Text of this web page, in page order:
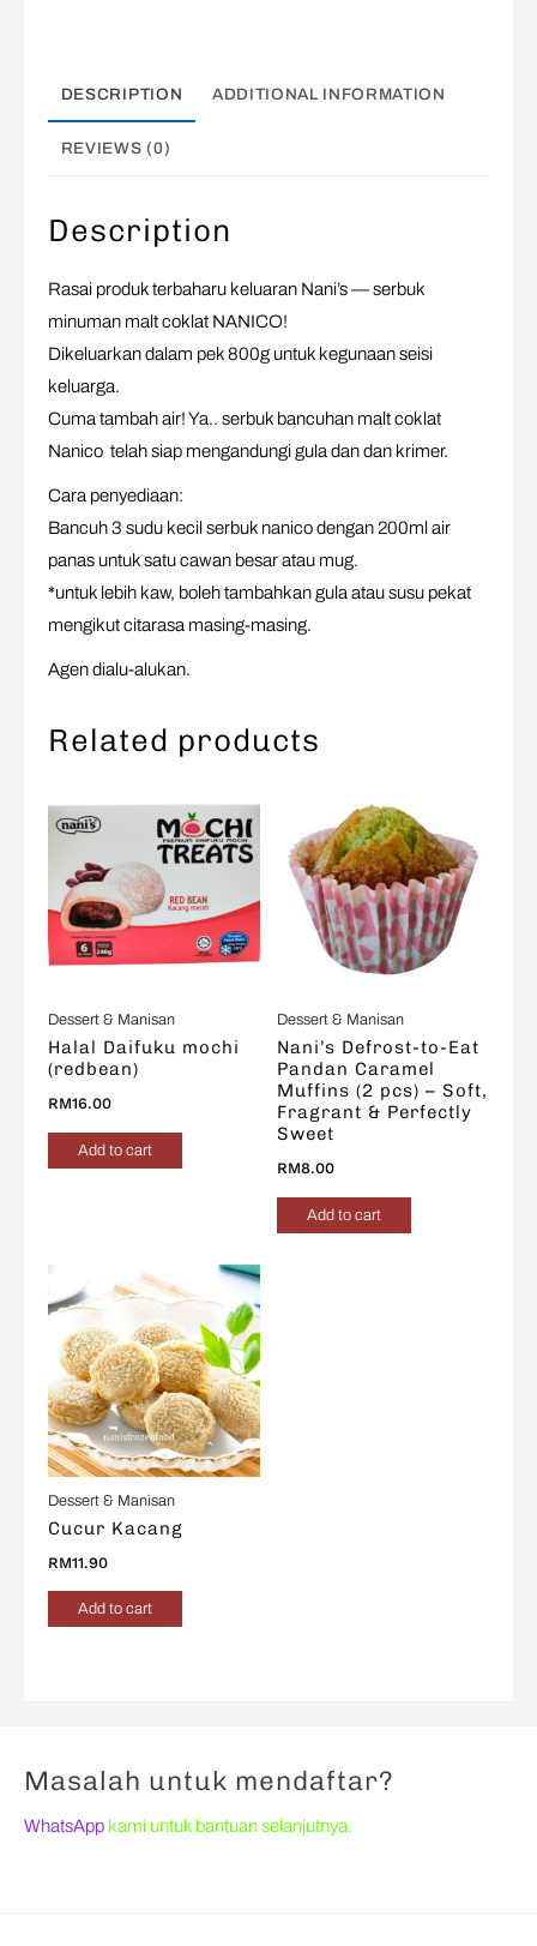
DESCRIPTION ADDITIONAL INFORMATION
REVIEWS (0)
Description
Rasai produk terbaharu keluaran Nani’s — serbuk
minuman malt coklat NANICO!
Dikeluarkan dalam pek 800g untuk kegunaan seisi
keluarga.
Cuma tambah air! Ya.. serbuk bancuhan malt coklat
Nanico telah siap mengandungi gula dan dan krimer.
Cara penyediaan:
Bancuh 3 sudu kecil serbuk nanico dengan 200ml air
panas untuk satu cawan besar atau mug.
*untuk lebih kaw, boleh tambahkan gula atau susu pekat
mengikut citarasa masing-masing.
Agen dialu-alukan.
Related products
Dessert & Manisan
Halal Daifuku mochi
(redbean)
RM16.00
Add to cart
Dessert & Manisan
Nani’s Defrost-to-Eat
Pandan Caramel
Muffins (2 pcs) – Soft,
Fragrant & Perfectly
Sweet
RM8.00
Add to cart
Dessert & Manisan
Cucur Kacang
RM11.90
Add to cart
Masalah untuk mendaftar?
WhatsApp kami untuk bantuan selanjutnya.